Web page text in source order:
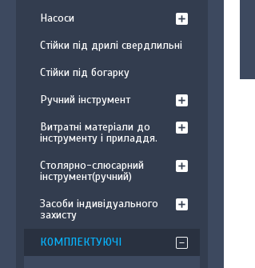
Насоси
Стійки під дрилі свердлильні
Стійки під богарку
Ручний інструмент
Витратні матеріали до
інструменту і приладдя.
Столярно-слюсарний
інструмент(ручний)
Засоби індивідуального
захисту
КОМПЛЕКТУЮЧІ